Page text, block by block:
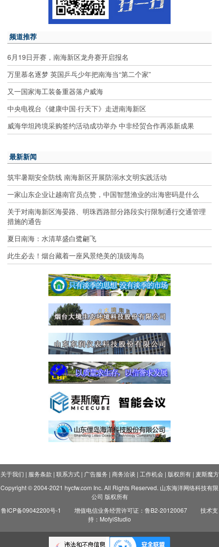
频道推荐
6月19日开赛，南海新区龙舟赛开启报名
万里慕名逐梦 英国乒乓少年把南海当“第二个家”
又一国家海工装备重器落户威海
中央电视台《健康中国·行天下》走进南海新区
威海华坦跨境采购签约活动成功举办 中非经贸合作再添新成果
最新新闻
筑牢暑期安全防线 南海新区开展防溺水文明实践活动
一家山东企业让越南官员点赞，中国智慧渔业的出海密码是什么
关于对南海新区海晏路、明珠西路部分路段实行限制通行交通管理
措施的通告
夏日南海：水清草盛白鹭翩飞
此生必去！烟台藏着一座风景绝美的顶级海岛
关于我们 | 服务条款 | 联系方式| 广告服务 | 商务洽谈 | 工作机会| 版权所有| 麦斯魔方
Copyright © 2004-2021 hycfw.com Inc. All Rights Reserved. 山东海洋网络科技有限
公司 版权所有
鲁ICP备09042200号-1
增值电信业务经营许可证：鲁B2-20120067
技术支
持：MofyiStudio